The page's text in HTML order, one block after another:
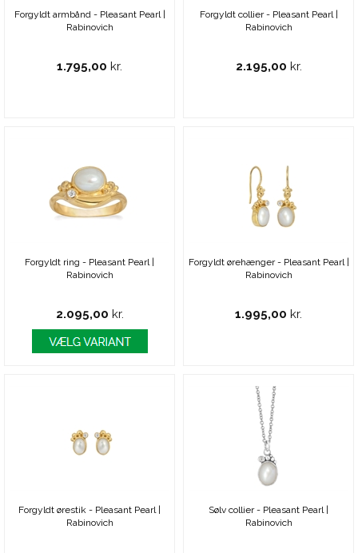
Forgyldt armbånd - Pleasant Pearl |
Rabinovich
1.795,00 kr.
Forgyldt collier - Pleasant Pearl |
Rabinovich
2.195,00 kr.
Forgyldt ring - Pleasant Pearl |
Rabinovich
2.095,00 kr.
Forgyldt ørehænger - Pleasant Pearl |
Rabinovich
1.995,00 kr.
Forgyldt ørestik - Pleasant Pearl |
Rabinovich
Sølv collier - Pleasant Pearl |
Rabinovich